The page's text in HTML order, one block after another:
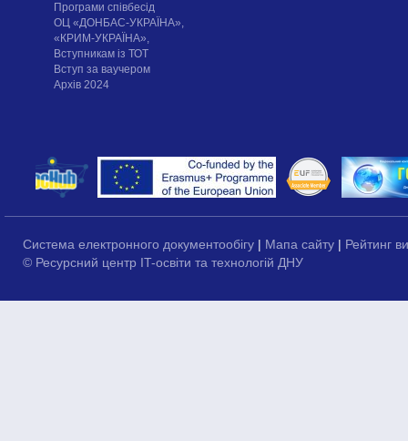
Програми співбесід
ОЦ «ДОНБАС-УКРАЇНА»,
«КРИМ-УКРАЇНА»,
Вступникам із ТОТ
Вступ за ваучером
Архів 2024
Система електронного документообігу | Мапа сайту | Рейтинг
© Ресурсний центр IT-освіти та технологій ДНУ